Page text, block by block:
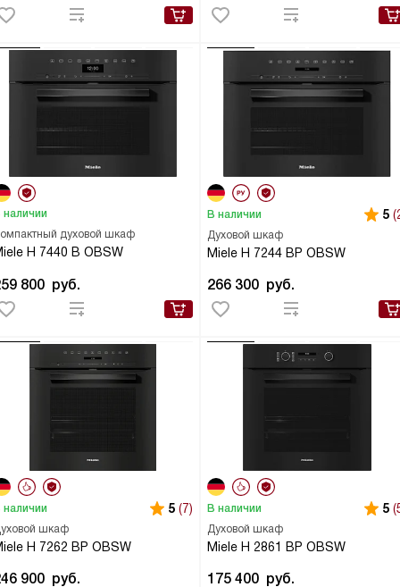
духовой шкаф
H 7440 B OBSW
наличии
800 руб.
Духовой шкаф
Miele H 7244 BP OBSW
В наличии 5
266 300 руб.
шкаф
H 7262 BP OBSW
наличии 5 (7)
900 руб.
Духовой шкаф
Miele H 2861 BP OBSW
В наличии 5
175 400 руб.